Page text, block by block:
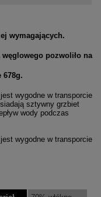
wymagających.
pozwoliło na
678g.
wygodne w transporcie
sztywny grzbiet
wody podczas
wygodne w transporcie